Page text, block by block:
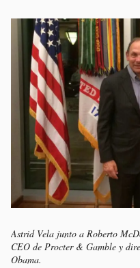
Astrid Vela junto a Roberto
CEO de Procter & Gamble y
Obama.